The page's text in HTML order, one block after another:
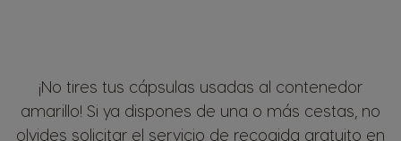
¡No tires tus cápsulas usadas al contenedor
amarillo! Si ya dispones de una o más cestas, no
olvides solicitar el servicio de recogida gratuito en